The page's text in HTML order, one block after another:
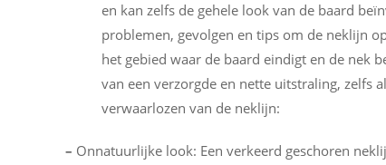
en kan zelfs de gehele look van de baard
problemen, gevolgen en tips om de neklijn
het gebied waar de baard eindigt en de nek
van een verzorgde en nette uitstraling, zelfs
verwaarlozen van de neklijn:
– Onnatuurlijke look: Een verkeerd geschoren